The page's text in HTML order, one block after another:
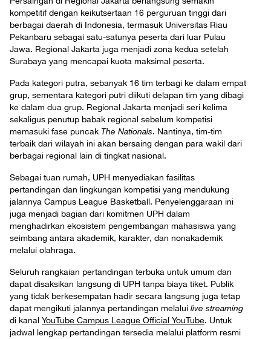
kompetitif dengan keikutsertaan 16 perguruan tinggi dari
berbagai daerah di Indonesia, termasuk Universitas Riau
Pekanbaru sebagai satu-satunya peserta dari luar Pulau
Jawa. Regional Jakarta juga menjadi zona kedua setelah
Surabaya yang mencapai kuota maksimal peserta.
Pada kategori putra, sebanyak 16 tim terbagi ke dalam empat
grup, sementara kategori putri diikuti delapan tim yang dibagi
ke dalam dua grup. Regional Jakarta menjadi seri kelima
sekaligus penutup babak regional sebelum kompetisi
memasuki fase puncak The Nationals. Nantinya, tim-tim
terbaik dari wilayah ini akan bersaing dengan para wakil dari
berbagai regional lain di tingkat nasional.
Sebagai tuan rumah, UPH menyediakan fasilitas
pertandingan dan lingkungan kompetisi yang mendukung
jalannya Campus League Basketball. Penyelenggaraan ini
juga menjadi bagian dari komitmen UPH dalam
menghadirkan ekosistem pengembangan mahasiswa yang
seimbang antara akademik, karakter, dan nonakademik
melalui olahraga.
Seluruh rangkaian pertandingan terbuka untuk umum dan
dapat disaksikan langsung di UPH tanpa biaya tiket. Publik
yang tidak berkesempatan hadir secara langsung juga tetap
dapat mengikuti jalannya pertandingan melalui live streaming
di kanal YouTube Campus League Official YouTube. Untuk
jadwal lengkap pertandingan tersedia melalui platform resmi